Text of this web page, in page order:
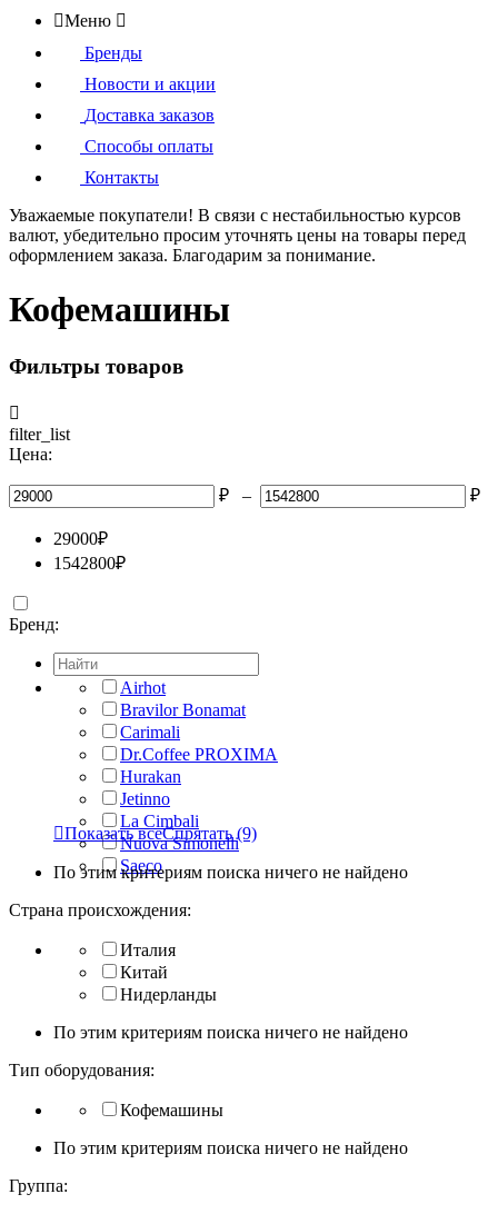
Меню 
Бренды
Новости и акции
Доставка заказов
Способы оплаты
Контакты
Уважаемые покупатели! В связи с нестабильностью курсов
валют, убедительно просим уточнять цены на товары перед
оформлением заказа. Благодарим за понимание.
Кофемашины
Фильтры товаров

filter_list
Цена:
₽ – ₽
29000₽
1542800₽
Бренд:
Airhot
Bravilor Bonamat
Carimali
Dr.Coffee PROXIMA
Hurakan
Jetinno
La Cimbali
Nuova Simonelli
Saeco
Показать всеСпрятать(9)
По этим критериям поиска ничего не найдено
Страна происхождения:
Италия
Китай
Нидерланды
По этим критериям поиска ничего не найдено
Тип оборудования:
Кофемашины
По этим критериям поиска ничего не найдено
Группа: